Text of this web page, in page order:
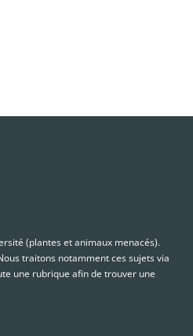
(plantes et animaux menacés).
traitons notamment ces sujets via
une rubrique afin de trouver une